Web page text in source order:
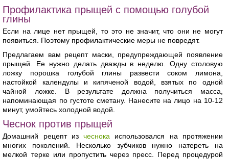
Профилактика прыщей с помощью голубой
глины
Если на лице нет прыщей, то это не значит, что они не могут
появиться. Поэтому профилактические меры не повредят.
Предлагаем вам рецепт маски, предупреждающей появление
прыщей. Ее нужно делать дважды в неделю. Одну столовую
ложку порошка голубой глины развести соком лимона,
настойкой календулы и кипяченой водой, взятых по одной
чайной ложке. В результате должна получиться масса,
напоминающая по густоте сметану. Нанесите на лицо на 10-12
минут, умойтесь холодной водой.
Чеснок против прыщей
Домашний рецепт изчеснока использовался на протяжении
многих поколений. Несколько зубчиков нужно натереть на
мелкой терке или пропустить через пресс. Перед процедурой